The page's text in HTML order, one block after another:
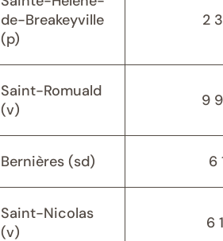
de-Breakeyville
(p)
2
Saint-Romuald
(v)
9
Bernières (sd) 6
Saint-Nicolas
(v)
6